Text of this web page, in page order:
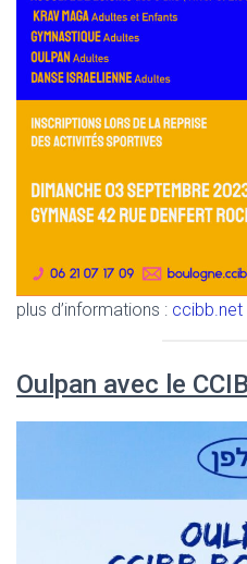
plus d’informations : ccibb.net
Oulpan avec le